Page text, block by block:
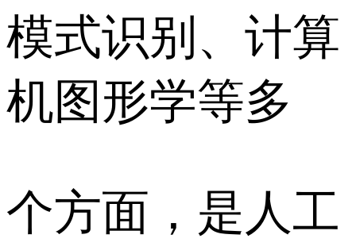
模式识别、计算
机图形学等多
个方面，是人工